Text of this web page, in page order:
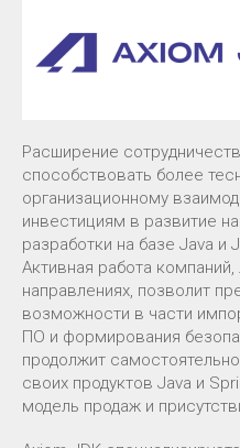
Расширение
способствовать более
организационному
инвестициям в развитие
разработки на базе Java
Активная работа
направлениях, позволит
возможности в части
ПО и формирования
продолжит
своих продуктов Java и
модель продаж и